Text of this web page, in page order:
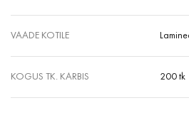
VAADE KOTILE
KOGUS TK. KARBIS 200 tk